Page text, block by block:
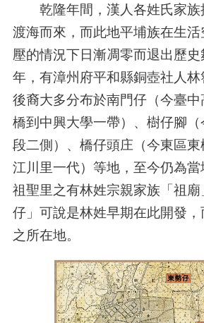
乾隆年間，漢人各姓氏家族
渡海而來，而此地平埔族在生
壓的情況下日漸凋零而退出歷
年，有漳州府平和縣銅壺社人
後裔大多分布於南門仔（今臺中
橋到中興大學一帶）、樹仔腳
段二側）、橋仔頭庄（今東區
江川里一代）等地，至今仍為
祖聖里之有林姓宗親家族「祖
仔」可說是林姓早期在此開發
之所在地。